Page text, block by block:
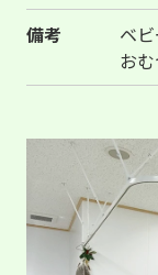
備考
ベ
お